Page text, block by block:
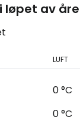
løpet av
LUFT
0 °C
0 °C